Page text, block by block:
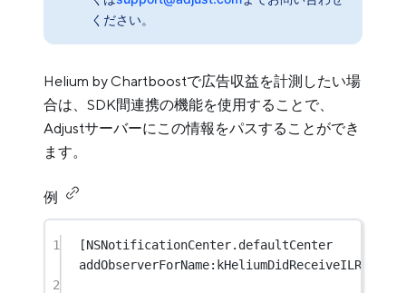
ください。
Helium by Chartboostで広告収益を計測したい場
合は、SDK間連携の機能を使用することで、
Adjustサーバーにこの情報をパスすることができ
ます。
例
1 [NSNotificationCenter
2